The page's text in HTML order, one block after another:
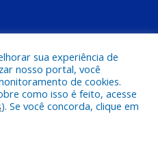
Municipal de Ponta de
sua experiência de
nosso portal, você
de cookies.
como isso é feito, acesse
). Se você concorda, clique em